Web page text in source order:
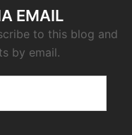
EMAIL
to this blog and
by email.